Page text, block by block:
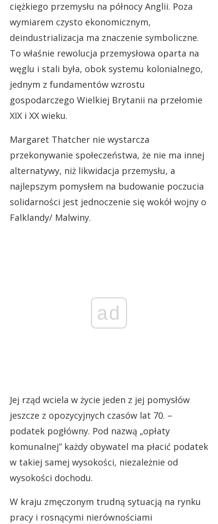
ciężkiego przemysłu na północy Anglii. Poza
wymiarem czysto ekonomicznym,
deindustrializacja ma znaczenie symboliczne.
To właśnie rewolucja przemysłowa oparta na
węglu i stali była, obok systemu kolonialnego,
jednym z fundamentów wzrostu
gospodarczego Wielkiej Brytanii na przełomie
XIX i XX wieku.
Margaret Thatcher nie wystarcza
przekonywanie społeczeństwa, że nie ma innej
alternatywy, niż likwidacja przemysłu, a
najlepszym pomysłem na budowanie poczucia
solidarności jest jednoczenie się wokół wojny o
Falklandy/ Malwiny.
ad
Jej rząd wciela w życie jeden z jej pomysłów
jeszcze z opozycyjnych czasów lat 70. –
podatek pogłówny. Pod nazwą „opłaty
komunalnej” każdy obywatel ma płacić podatek
w takiej samej wysokości, niezależnie od
wysokości dochodu.
W kraju zmęczonym trudną sytuacją na rynku
pracy i rosnącymi nierównościami